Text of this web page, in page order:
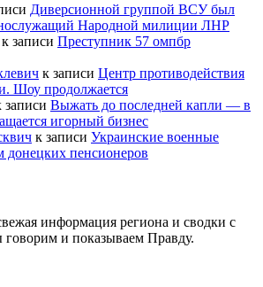
Диверсионной группой ВСУ был
Народной милиции ЛНР
к записи Преступник 57 омпбр
к записи Центр противодействия
Шоу продолжается
записи Выжать до последней капли — в
игорный бизнес
к записи Украинские военные
донецких пенсионеров
информация региона и сводки с
и показываем Правду.